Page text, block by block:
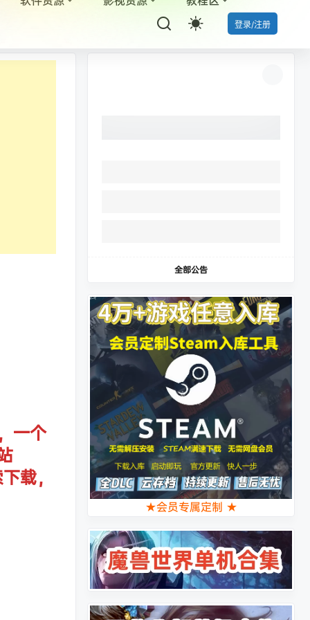
登录/注册
一个
载，
全部公告
★会员专属定制 ★